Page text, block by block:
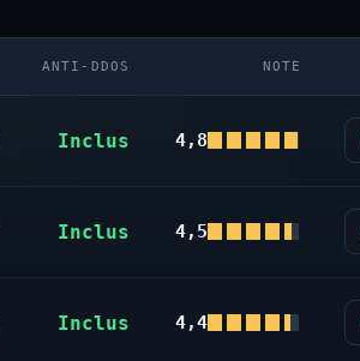
ANTI-DDOS NOTE
Inclus 4,8
Inclus 4,5
Inclus 4,4